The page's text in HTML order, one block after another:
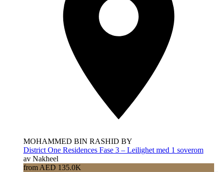
MOHAMMED BIN RASHID BY
District One Residences Fase 3 – Leilighet med 1 soverom
av Nakheel
from AED 135.0K